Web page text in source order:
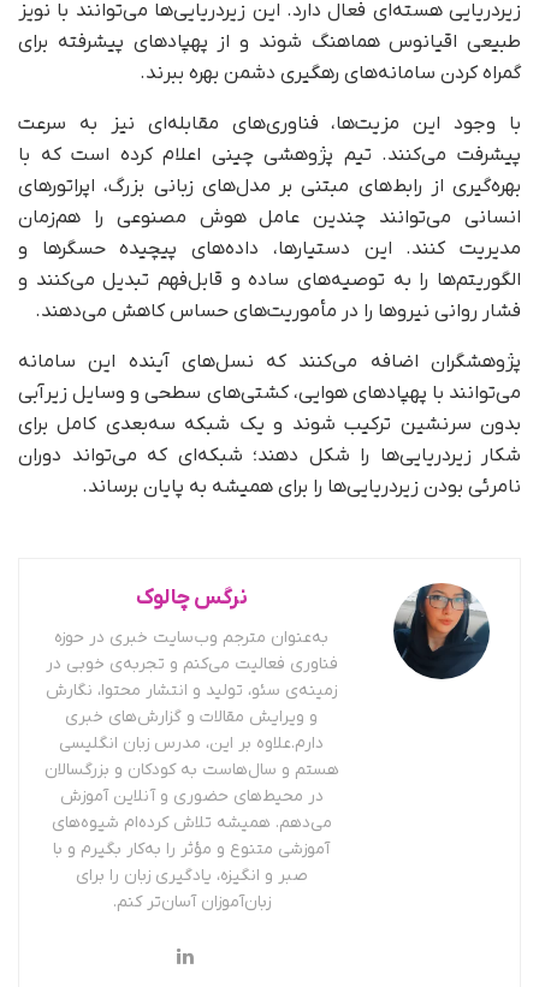
زیردریایی هسته‌ای فعال دارد. این زیردریایی‌ها می‌توانند با نویز
طبیعی اقیانوس هماهنگ شوند و از پهپادهای پیشرفته برای
گمراه کردن سامانه‌های رهگیری دشمن بهره ببرند.
با وجود این مزیت‌ها، فناوری‌های مقابله‌ای نیز به سرعت
پیشرفت می‌کنند. تیم پژوهشی چینی اعلام کرده است که با
بهره‌گیری از رابط‌های مبتنی بر مدل‌های زبانی بزرگ، اپراتورهای
انسانی می‌توانند چندین عامل هوش مصنوعی را هم‌زمان
مدیریت کنند. این دستیارها، داده‌های پیچیده حسگرها و
الگوریتم‌ها را به توصیه‌های ساده و قابل‌فهم تبدیل می‌کنند و
فشار روانی نیروها را در مأموریت‌های حساس کاهش می‌دهند.
پژوهشگران اضافه می‌کنند که نسل‌های آینده این سامانه
می‌توانند با پهپادهای هوایی، کشتی‌های سطحی و وسایل زیرآبی
بدون سرنشین ترکیب شوند و یک شبکه سه‌بعدی کامل برای
شکار زیردریایی‌ها را شکل دهند؛ شبکه‌ای که می‌تواند دوران
نامرئی بودن زیردریایی‌ها را برای همیشه به پایان برساند.
نرگس چالوک
به‌عنوان مترجم وب‌سایت خبری در حوزه
فناوری فعالیت می‌کنم و تجربه‌ی خوبی در
زمینه‌ی سئو، تولید و انتشار محتوا، نگارش
و ویرایش مقالات و گزارش‌های خبری
دارم.علاوه بر این، مدرس زبان انگلیسی
هستم و سال‌هاست به کودکان و بزرگسالان
در محیط‌های حضوری و آنلاین آموزش
می‌دهم. همیشه تلاش کرده‌ام شیوه‌های
آموزشی متنوع و مؤثر را به‌کار بگیرم و با
صبر و انگیزه، یادگیری زبان را برای
زبان‌آموزان آسان‌تر کنم.